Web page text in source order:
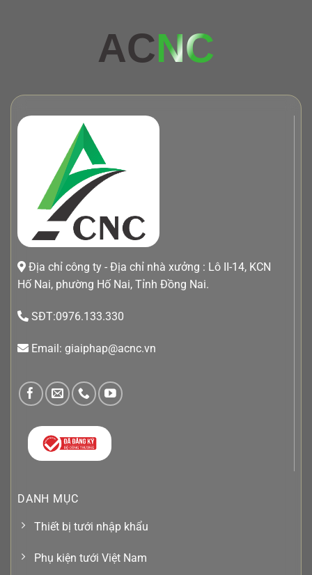
ACNC
Địa chỉ công ty - Địa chỉ nhà xưởng : Lô II-14, KCN
Hố Nai, phường Hố Nai, Tỉnh Đồng Nai.
SĐT:0976.133.330
Email: giaiphap@acnc.vn
DANH MỤC
Thiết bị tưới nhập khẩu
Phụ kiện tưới Việt Nam